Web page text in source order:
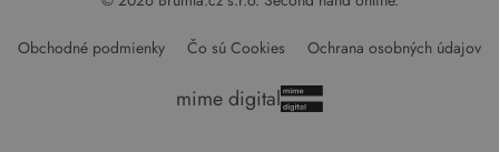
Obchodné podmienky Čo sú Cookies Ochrana osobných údajov
mime digital